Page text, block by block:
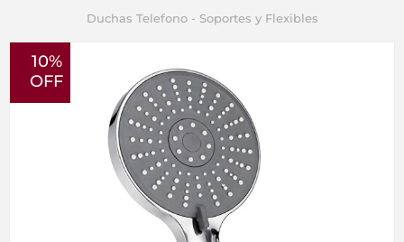
Duchas Telefono - Soportes y Flexibles
10%
OFF